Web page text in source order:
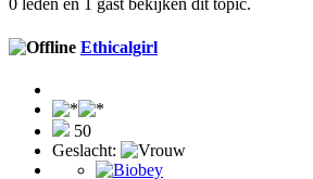
0 leden en 1 gast bekijken dit topic.
Ethicalgirl
50
Geslacht: